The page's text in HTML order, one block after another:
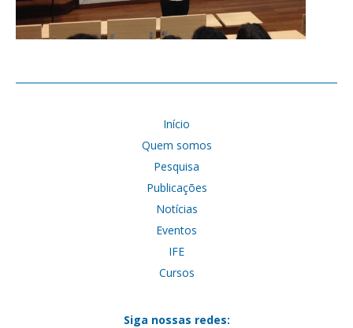
Início
Quem somos
Pesquisa
Publicações
Notícias
Eventos
IFE
Cursos
Siga nossas redes: